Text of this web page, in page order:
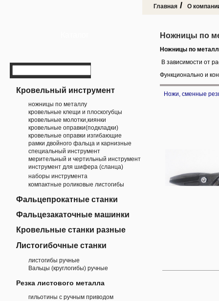
Главная / О
Кровельный инструмент
ножницы по металлу
кровельные клещи и плоскогубцы
кровельные молотки,киянки
кровельные оправки(подкладки)
кровельные оправки изгибающие
рамки двойного фальца и карнизные
специальный инструмент
мерительный и чертильный инструмент
инструмент для шифера (сланца)
наборы инструмента
компактные роликовые листогибы
Фальцепрокатные станки
Фальцезакаточные машинки
Кровельные станки разные
Листогибочные станки
листогибы ручные
Вальцы (круглогибы) ручные
Резка листового металла
гильотины с ручным приводом
Ножницы по
Ножницы по
В зависимости от
Функционально и
Ножи, сменные